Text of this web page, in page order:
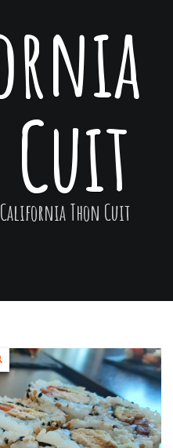
California Thon Cuit